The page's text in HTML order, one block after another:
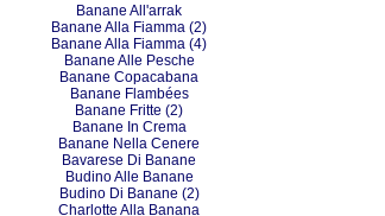
Banane All'arrak
Banane Alla Fiamma (2)
Banane Alla Fiamma (4)
Banane Alle Pesche
Banane Copacabana
Banane Flambées
Banane Fritte (2)
Banane In Crema
Banane Nella Cenere
Bavarese Di Banane
Budino Alle Banane
Budino Di Banane (2)
Charlotte Alla Banana